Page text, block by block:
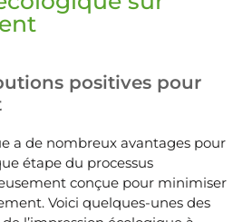
positives pour
a de nombreux avantages pour
étape du processus
conçue pour minimiser
Voici quelques-unes des